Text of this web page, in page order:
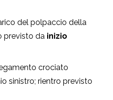
del polpaccio della
previsto da inizio
crociato
sinistro; rientro previsto